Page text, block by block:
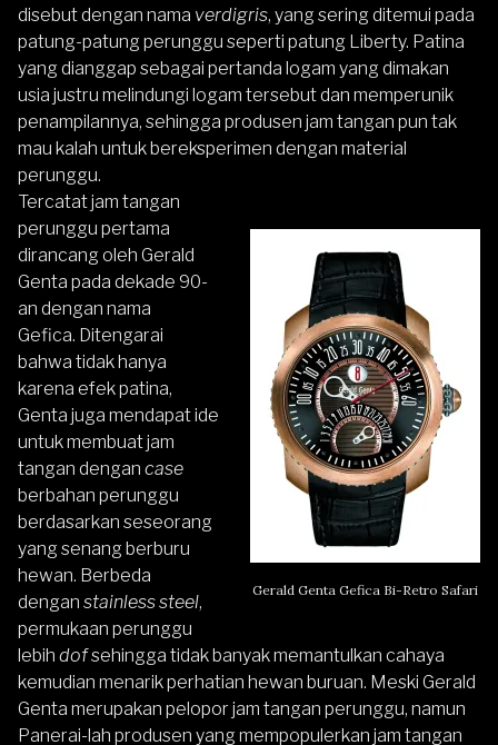
disebut dengan nama verdigris, yang sering ditemui pada
patung-patung perunggu seperti patung Liberty. Patina
yang dianggap sebagai pertanda logam yang dimakan
usia justru melindungi logam tersebut dan memperunik
penampilannya, sehingga produsen jam tangan pun tak
mau kalah untuk bereksperimen dengan material
perunggu.
Gerald Genta Gefica Bi-Retro Safari
Tercatat jam tangan
perunggu pertama
dirancang oleh Gerald
Genta pada dekade 90-
an dengan nama
Gefica. Ditengarai
bahwa tidak hanya
karena efek patina,
Genta juga mendapat ide
untuk membuat jam
tangan dengan case
berbahan perunggu
berdasarkan seseorang
yang senang berburu
hewan. Berbeda
dengan stainless steel,
permukaan perunggu
lebih dofsehingga tidak banyak memantulkan cahaya
kemudian menarik perhatian hewan buruan. Meski Gerald
Genta merupakan pelopor jam tangan perunggu, namun
Panerai-lah produsen yang mempopulerkan jam tangan